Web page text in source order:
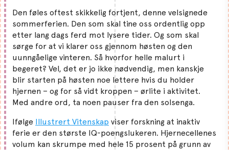
Den føles oftest skikkelig fortjent, denne velsignede
sommerferien. Den som skal tine oss ordentlig opp
etter lang dags ferd mot lysere tider. Og som skal
sørge for at vi klarer oss gjennom høsten og den
uunngåelige vinteren. Så hvorfor helle malurt i
begeret? Vel, det er jo ikke nødvendig, men kanskje
blir starten på høsten noe lettere hvis du holder
hjernen – og for så vidt kroppen – ørlite i aktivitet.
Med andre ord, ta noen pauser fra den solsenga.
Ifølge Illustrert Vitenskap viser forskning at inaktiv
ferie er den største IQ-poengslukeren. Hjernecellenes
volum kan skrumpe med hele 15 prosent på grunn av